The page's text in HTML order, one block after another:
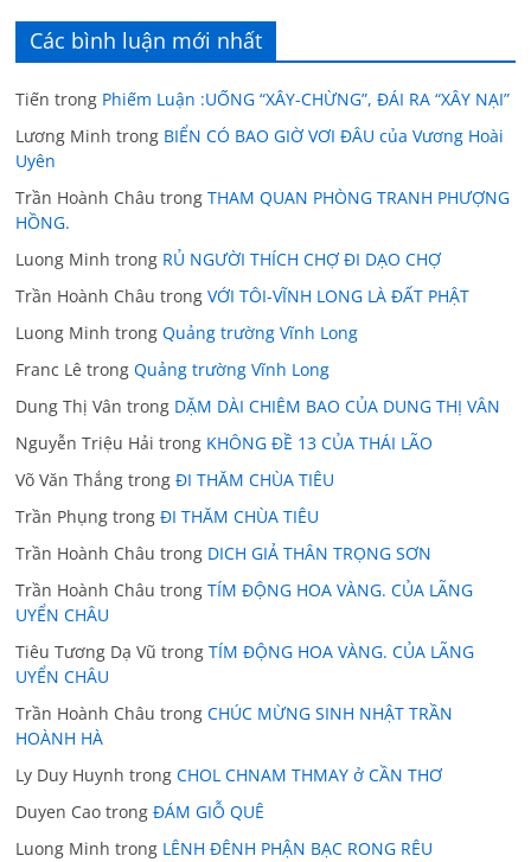
Các bình luận mới nhất
Tiến trong Phiếm Luận :UỐNG “XÂY-CHỪNG”, ĐÁI RA “XÂY NẠI”
Lương Minh trong BIỂN CÓ BAO GIỜ VƠI ĐÂU của Vương Hoài
Uyên
Trần Hoành Châu trongTHAM QUAN PHÒNG TRANH PHƯỢNG
HỒNG.
Luong Minh trong RỦ NGƯỜI THÍCH CHỢ ĐI DẠO CHỢ
Trần Hoành Châu trongVỚI TÔI-VĨNH LONG LÀ ĐẤT PHẬT
Luong Minh trongQuảng trường Vĩnh Long
Franc Lê trongQuảng trường Vĩnh Long
Dung Thị Vân trong DẶM DÀI CHIÊM BAO CỦA DUNG THỊ VÂN
Nguyễn Triệu Hải trong KHÔNG ĐỀ 13 CỦA THÁI LÃO
Võ Văn Thắng trongĐI THĂM CHÙA TIÊU
Trần Phụng trongĐI THĂM CHÙA TIÊU
Trần Hoành Châu trong DICH GIẢ THÂN TRỌNG SƠN
Trần Hoành Châu trongTÍM ĐỘNG HOA VÀNG. CỦA LÃNG
UYỂN CHÂU
Tiêu Tương Dạ Vũ trongTÍM ĐỘNG HOA VÀNG. CỦA LÃNG
UYỂN CHÂU
Trần Hoành Châu trongCHÚC MỪNG SINH NHẬT TRẦN
HOÀNH HÀ
Ly Duy Huynh trongCHOL CHNAM THMAY ở CẦN THƠ
Duyen Cao trongĐÁM GIỖ QUÊ
Luong Minh trong LÊNH ĐÊNH PHẬN BẠC RONG RÊU